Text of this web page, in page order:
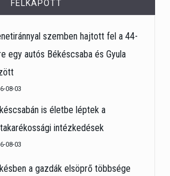
FELKAPOTT
szemben hajtott fel a 44-
egy autós Békéscsaba és Gyula
08-03
is életbe léptek a
intézkedések
08-03
a gazdák elsöprő többsége